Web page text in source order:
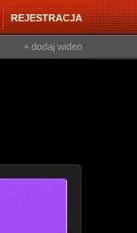
REJESTRACJA
+ dodaj wideo